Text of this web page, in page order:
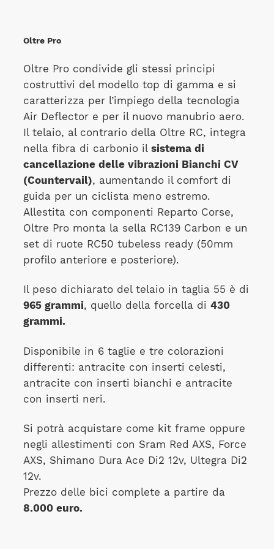
Oltre Pro
Oltre Pro condivide gli stessi principi
costruttivi del modello top di gamma e si
caratterizza per l’impiego della tecnologia
Air Deflector e per il nuovo manubrio aero.
Il telaio, al contrario della Oltre RC, integra
nella fibra di carbonio il sistema di
cancellazione delle vibrazioni Bianchi CV
(Countervail), aumentando il comfort di
guida per un ciclista meno estremo.
Allestita con componenti Reparto Corse,
Oltre Pro monta la sella RC139 Carbon e un
set di ruote RC50 tubeless ready (50mm
profilo anteriore e posteriore).
Il peso dichiarato del telaio in taglia 55 è di
965 grammi, quello della forcella di 430
grammi.
Disponibile in 6 taglie e tre colorazioni
differenti: antracite con inserti celesti,
antracite con inserti bianchi e antracite
con inserti neri.
Si potrà acquistare come kit frame oppure
negli allestimenti con Sram Red AXS, Force
AXS, Shimano Dura Ace Di2 12v, Ultegra Di2
12v.
Prezzo delle bici complete a partire da
8.000 euro.